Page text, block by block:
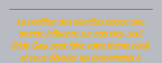
La position des planètes exerce une
grande influence sur nos vies, seul
Eddy Gael peut faire votre thème natal
et vous dévoiler les événements à